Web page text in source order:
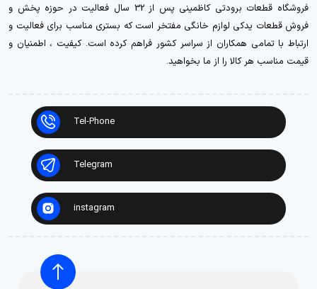
فروشگاه قطعات برودتی کاظمینی پس از 32 سال فعالیت در حوزه پخش و
فروش قطعات یدکی لوازم خانگی مفتخر است که بستری مناسب برای فعالیت و
ارتباط با تمامی همکاران از سراسر کشور فراهم کرده است. کیفیت ، اطمنیان و
قیمت مناسب هر کالا را از ما بخواهید.
Tel-Phone
Telegram
instagram